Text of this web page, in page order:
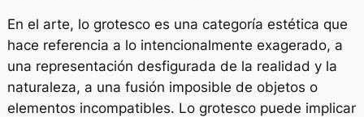
En el arte, lo grotesco es una categoría estética que
hace referencia a lo intencionalmente exagerado, a
una representación desfigurada de la realidad y la
naturaleza, a una fusión imposible de objetos o
elementos incompatibles. Lo grotesco puede implicar